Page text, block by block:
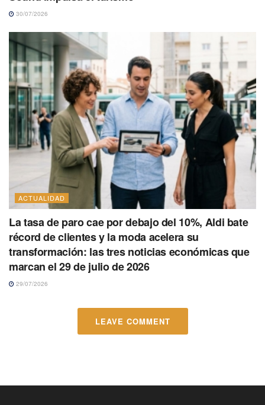
30/07/2026
ACTUALIDAD
La tasa de paro cae por debajo del 10%, Aldi bate
récord de clientes y la moda acelera su
transformación: las tres noticias económicas que
marcan el 29 de julio de 2026
29/07/2026
LEAVE COMMENT